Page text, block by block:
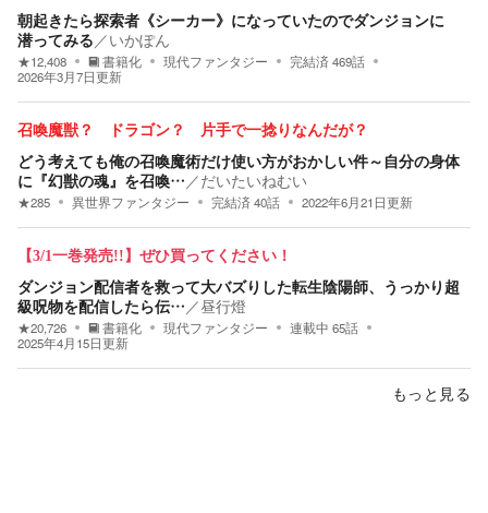
朝起きたら探索者《シーカー》になっていたのでダンジョンに
潜ってみる ／いかぽん
★12,408 書籍化 現代ファンタジー 完結済 469話
2026年3月7日更新
召喚魔獣？ ドラゴン？ 片手で一捻りなんだが？
どう考えても俺の召喚魔術だけ使い方がおかしい件～自分の身体
に『幻獣の魂』を召喚… ／だいたいねむい
★285 異世界ファンタジー 完結済40話 2022年6月21日更新
【3/1一巻発売!!】ぜひ買ってください！
ダンジョン配信者を救って大バズりした転生陰陽師、うっかり超
級呪物を配信したら伝… ／昼行燈
★20,726 書籍化 現代ファンタジー 連載中 65話
2025年4月15日更新
もっと見る